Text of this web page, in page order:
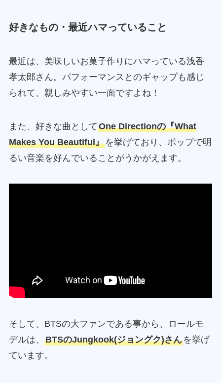
好きなもの・最近ハマっていること
最近は、美味しいお菓子作りにハマっている浅香
孝太郎さん。パフォーマンスとのギャップも感じ
られて、親しみやすい一面ですよね！
また、好きな曲としてOne Directionの『What
Makes You Beautiful』を挙げており、ポップで明
るい音楽を好んでいることがうかがえます。
そして、BTSの大ファンである事から、ロールモ
デルは、 BTSのJungkook(ジョングク)さんを挙げ
ています。